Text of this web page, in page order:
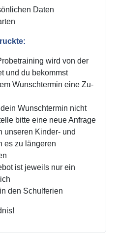
Daten
wird von der
und du bekommst
Wunschtermin eine Zu-
Wunschtermin nicht
bitte eine neue Anfrage
unseren Kinder- und
es zu längeren
ist jeweils nur ein
den Schulferien